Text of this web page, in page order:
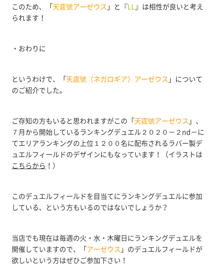
このため、「天霆號アーゼウス 」と『LL』は相性が良いと考え
られます！
・おわりに
というわけで、「天霆號（ネガロギア）アーゼウス 」について
のご紹介でした。
ご存知の方もいると思われますがこの「天霆號アーゼウス 」、
７月から開始しているランキングデュエル２０２０－２nd－に
てエリアランキングの上位１２００名に配布されるラバー製デ
ュエルフィールドのデザインにもなっています！（イラストは
こちらから ！）
このデュエルフィールドを目当てにランキングデュエルに参加
している、という方もいるのではないでしょうか？
当店でも現在は毎週の火・水・木曜日にランキングデュエルを
開催していますので、「アーゼウス 」のデュエルフィールドが
欲しいという方はぜひご参加下さい！